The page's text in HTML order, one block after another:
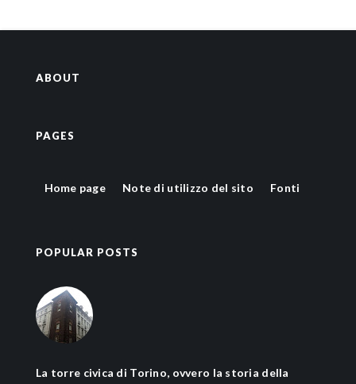
ABOUT
PAGES
Home page Note di utilizzo del sito Fonti
POPULAR POSTS
La torre civica di Torino, ovvero la storia della